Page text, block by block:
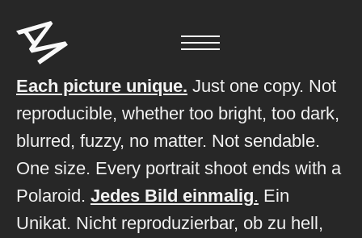
Each picture unique. Just one copy. Not
reproducible, whether too bright, too dark,
blurred, fuzzy, no matter. Not sendable.
One size. Every portrait shoot ends with a
Polaroid. Jedes Bild einmalig. Ein
Unikat. Nicht reproduzierbar, ob zu hell,